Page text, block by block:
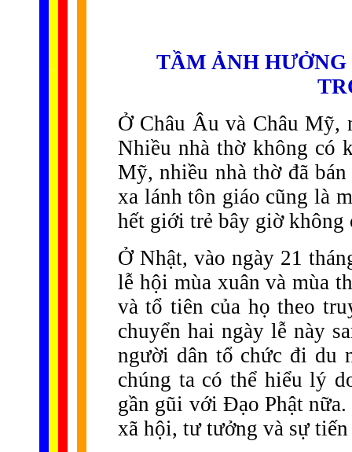
.
TẦM ẢNH
Ở Châu Âu và Châu Mỹ,
Nhiều nhà thờ không có
Mỹ, nhiều nhà thờ đã
xa lánh tôn giáo cũng là
hết giới trẻ bây giờ
Ở Nhật, vào ngày 21
lễ hội mùa xuân và mùa
và tổ tiên của họ theo
chuyển hai ngày lễ này
người dân tổ chức đi du
chúng ta có thể hiểu lý
gần gũi với Đạo Phật
xã hội, tư tưởng và sự